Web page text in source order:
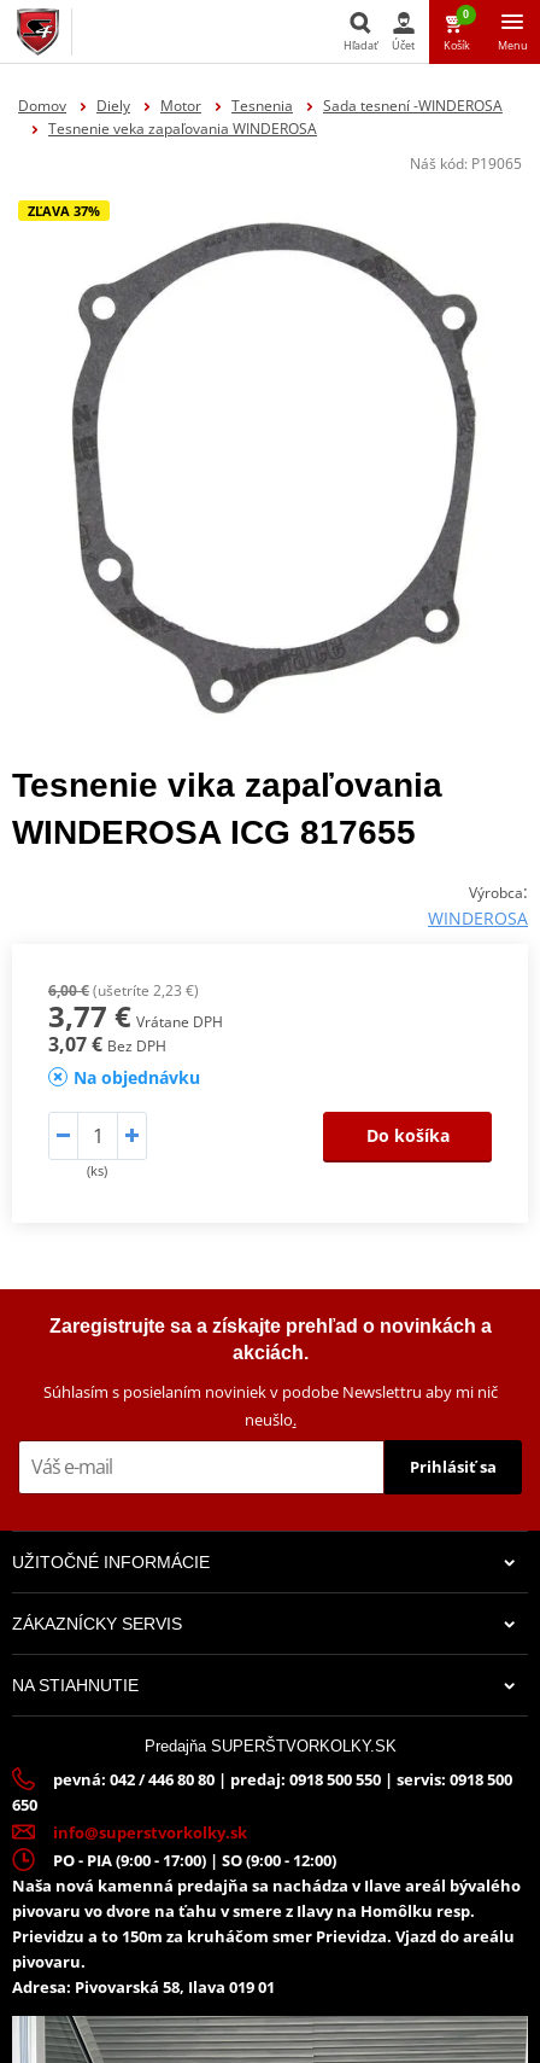
Hľadať
Hľadať Účet
0
Košík Menu
Domov Diely Motor Tesnenia
Sada tesnení -WINDEROSA
Tesnenie veka zapaľovania WINDEROSA
Náš kód: P19065
ZĽAVA 37%
Tesnenie vika zapaľovania
WINDEROSA ICG 817655
Výrobca:
WINDEROSA
6,00 €(ušetríte 2,23 €)
3,77 € Vrátane DPH
3,07 € Bez DPH
Na objednávku
(ks)
Do košíka
Zaregistrujte sa a získajte prehľad o novinkách a
akciách.
Súhlasím s posielaním noviniek v podobe Newslettru aby mi nič
neušlo.
Prihlásiť sa
UŽITOČNÉ INFORMÁCIE
ZÁKAZNÍCKY SERVIS
NA STIAHNUTIE
Predajňa SUPERŠTVORKOLKY.SK
pevná: 042 / 446 80 80 | predaj: 0918 500 550 | servis: 0918 500
650
info@superstvorkolky.sk
PO - PIA (9:00 - 17:00) | SO (9:00 - 12:00)
Naša nová kamenná predajňa sa nachádza v Ilave areál bývalého
pivovaru vo dvore na ťahu v smere z Ilavy na Homôlku resp.
Prievidzu a to 150m za kruháčom smer Prievidza. Vjazd do areálu
pivovaru.
Adresa: Pivovarská 58, Ilava 019 01